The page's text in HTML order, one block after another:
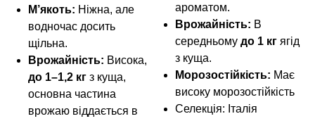
М’якоть: Ніжна, але
водночас досить
щільна.
Врожайність: Висока,
до 1–1,2 кг з куща,
основна частина
врожаю віддається в
ароматом.
Врожайність: В
середньому до 1 кг ягід
з куща.
Морозостійкість: Має
високу морозостійкість
Селекція: Італія